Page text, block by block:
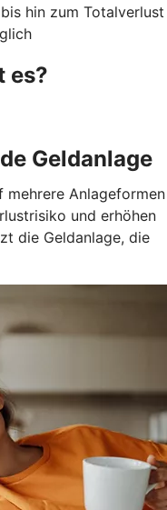
hin zum Totalverlust
es?
Geldanlage
mehrere Anlageformen
und erhöhen
die Geldanlage, die